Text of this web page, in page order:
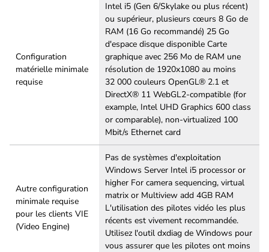
Configuration
matérielle minimale
requise
Intel i5 (Gen 6/Skylake ou plus récent)
ou supérieur, plusieurs cœurs 8 Go de
RAM (16 Go recommandé) 25 Go
d'espace disque disponible Carte
graphique avec 256 Mo de RAM une
résolution de 1920x1080 au moins
32 000 couleurs OpenGL® 2.1 et
DirectX® 11 WebGL2-compatible (for
example, Intel UHD Graphics 600 class
or comparable), non-virtualized 100
Mbit/s Ethernet card
Autre configuration
minimale requise
pour les clients VIE
(Video Engine)
Pas de systèmes d'exploitation
Windows Server Intel i5 processor or
higher For camera sequencing, virtual
matrix or Multiview add 4GB RAM
L'utilisation des pilotes vidéo les plus
récents est vivement recommandée.
Utilisez l'outil dxdiag de Windows pour
vous assurer que les pilotes ont moins